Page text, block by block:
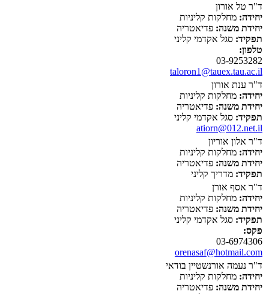
ד"ר טל אורון
יחידה: מחלקות קליניות
יחידת משנה: פדיאטריה
תפקיד: סגל אקדמי קליני
טלפון:
03-9253282
taloron1@tauex.tau.ac.il
ד"ר ענת אורון
יחידה: מחלקות קליניות
יחידת משנה: פדיאטריה
תפקיד: סגל אקדמי קליני
atiorn@012.net.il
ד"ר אלון אוריון
יחידה: מחלקות קליניות
יחידת משנה: פדיאטריה
תפקיד: מדריך קליני
ד"ר אסף אורן
יחידה: מחלקות קליניות
יחידת משנה: פדיאטריה
תפקיד: סגל אקדמי קליני
פקס:
03-6974306
orenasaf@hotmail.com
ד"ר נעמה אורנשטיין בודאי
יחידה: מחלקות קליניות
יחידת משנה: פדיאטריה